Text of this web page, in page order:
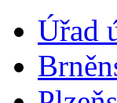
Úřad